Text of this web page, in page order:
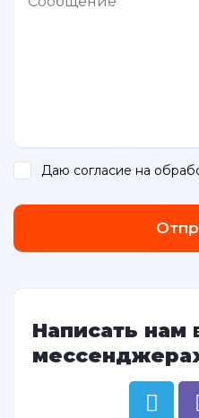
Даю согласие на
Написать нам